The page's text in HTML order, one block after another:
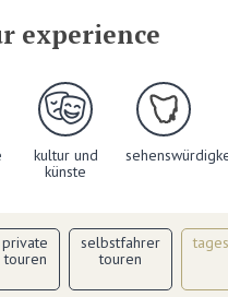
experience
kultur und
künste
private
touren
selbstfahrer
touren